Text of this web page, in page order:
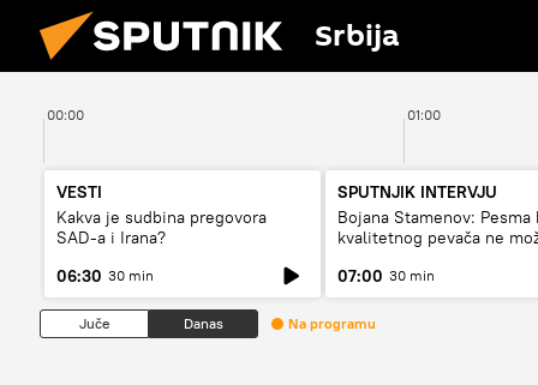
Srbija
00:00 01:00
VESTI
Kakva je sudbina pregovora
SAD-a i Irana?
06:30 30 min
SPUTNJIK INTERVJU
Bojana Stamenov: Pesma
kvalitetnog pevača ne
07:00 30 min
Juče Danas Na programu